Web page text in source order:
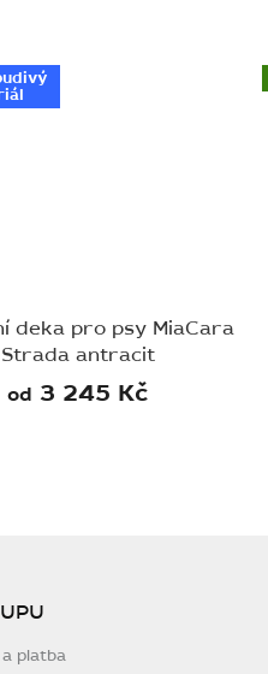
deka pro psy MiaCara
Strada antracit
od 3 245 Kč
platba